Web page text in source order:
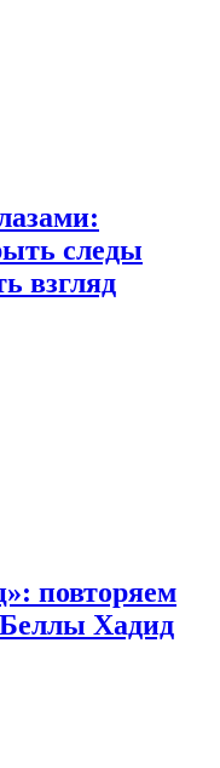
следы
взгляд
повторяем
Хадид